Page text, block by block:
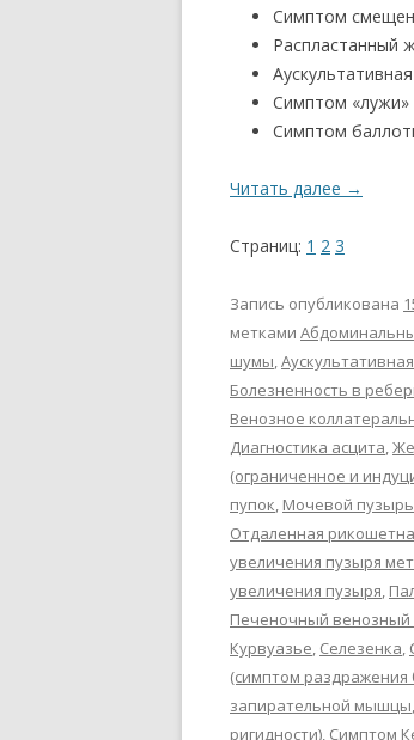
Симптом
Распластанный
Симптом «лужи»
Симптом
Читать далее →
Страниц: 1 2 3
Запись опубликована
метками
шумы,
Болезненность в
Венозное
Диагностика асцита,
(ограниченное и
пупок, Мочевой пузырь
Отдаленная
увеличения пузыря
увеличения пузыря,
Печеночный
Курвуазье, Селезенка,
(симптом
запирательной мышцы,
ригидности), Симптом